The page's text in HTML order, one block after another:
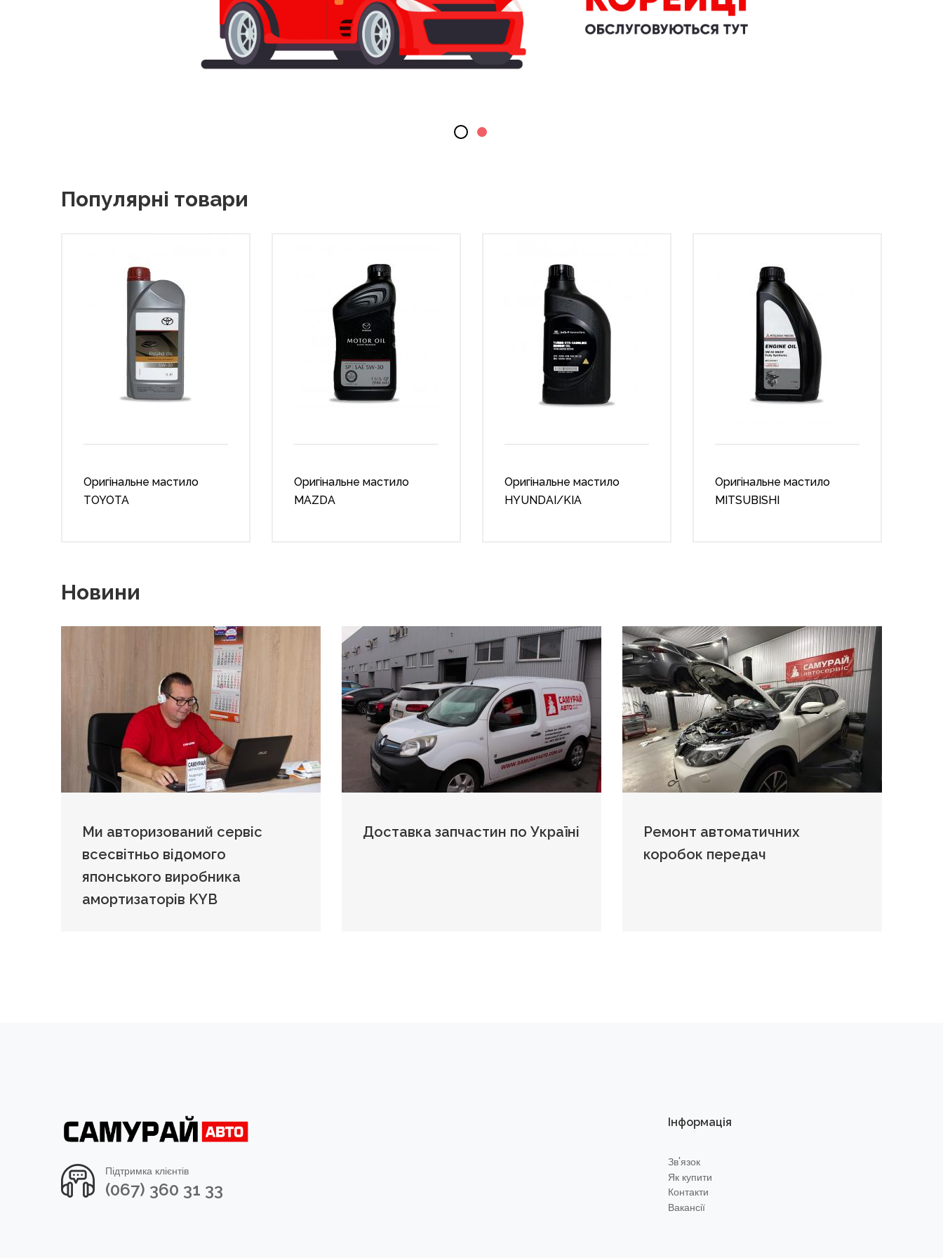
Популярні товари
Оригінальне мастило
TOYOTA
Оригінальне мастило
MAZDA
Оригінальне мастило
HYUNDAI/KIA
Оригінальне мастило
MITSUBISHI
Новини
Ми авторизований сервіс
всесвітньо відомого
японського виробника
амортизаторів KYB
Доставка запчастин по Україні
Ремонт автоматичних
коробок передач
Підтримка клієнтів
(067) 360 31 33
Інформація
Зв'язок
Як купити
Контакти
Вакансії